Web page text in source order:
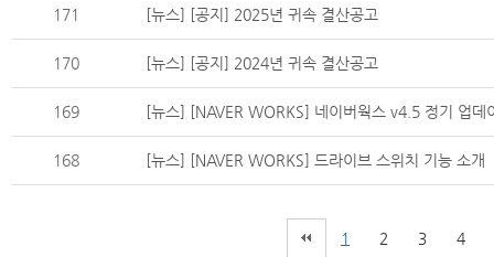
171 [뉴스] [공지] 2025년 귀속 결산공고
170 [뉴스] [공지] 2024년 귀속 결산공고
169 [뉴스] [NAVER WORKS] 네이버웍스 v4.5 정기 업데
168 [뉴스] [NAVER WORKS] 드라이브 스위치 기능 소개
1 2 3 4